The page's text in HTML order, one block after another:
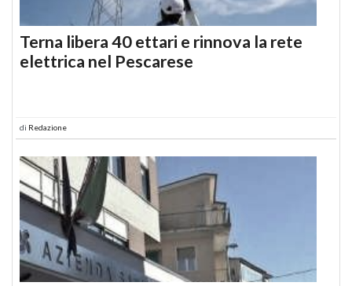
Terna libera 40 ettari e rinnova la rete
elettrica nel Pescarese
di Redazione